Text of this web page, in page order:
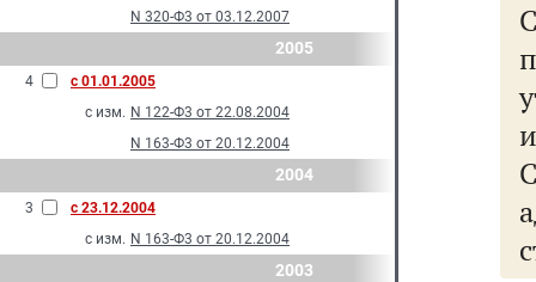
N 320-Ф3 от 03.12.2007
2005
4
с 01.01.2005
с изм. N 122-Ф3 от 22.08.2004
N 163-Ф3 от 20.12.2004
2004
3
с 23.12.2004
с изм. N 163-Ф3 от 20.12.2004
2003